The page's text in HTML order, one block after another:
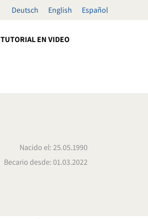
Deutsch English Español
TUTORIAL EN VIDEO
Nacido el: 25.05.1990
Becario desde: 01.03.2022